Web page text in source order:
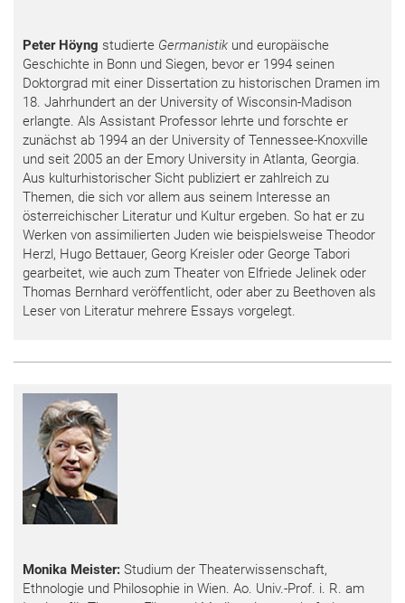
Peter Höyng studierte Germanistik und europäische
Geschichte in Bonn und Siegen, bevor er 1994 seinen
Doktorgrad mit einer Dissertation zu historischen Dramen im
18. Jahrhundert an der University of Wisconsin-Madison
erlangte. Als Assistant Professor lehrte und forschte er
zunächst ab 1994 an der University of Tennessee-Knoxville
und seit 2005 an der Emory University in Atlanta, Georgia.
Aus kulturhistorischer Sicht publiziert er zahlreich zu
Themen, die sich vor allem aus seinem Interesse an
österreichischer Literatur und Kultur ergeben. So hat er zu
Werken von assimilierten Juden wie beispielsweise Theodor
Herzl, Hugo Bettauer, Georg Kreisler oder George Tabori
gearbeitet, wie auch zum Theater von Elfriede Jelinek oder
Thomas Bernhard veröffentlicht, oder aber zu Beethoven als
Leser von Literatur mehrere Essays vorgelegt.
Monika Meister: Studium der Theaterwissenschaft,
Ethnologie und Philosophie in Wien. Ao. Univ.-Prof. i. R. am